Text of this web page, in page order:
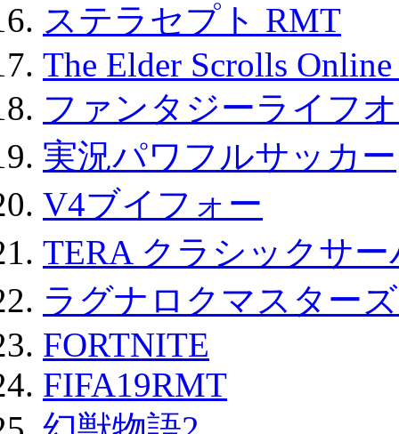
ステラセプト RMT
The Elder Scrolls
ファンタジーライフ
実況パワフルサッカー
V4ブイフォー
TERA クラシックサ
ラグナロクマスター
FORTNITE
FIFA19RMT